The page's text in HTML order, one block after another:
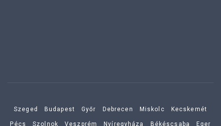
Szeged Budapest Győr Debrecen Miskolc Kecskemét
Pécs Szolnok Veszprém Nyíregyháza Békéscsaba Eger